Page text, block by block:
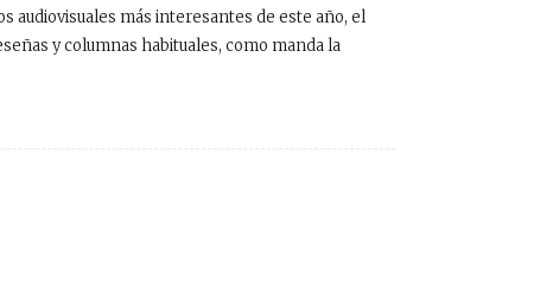
audiovisuales más interesantes de este año, el
y columnas habituales, como manda la